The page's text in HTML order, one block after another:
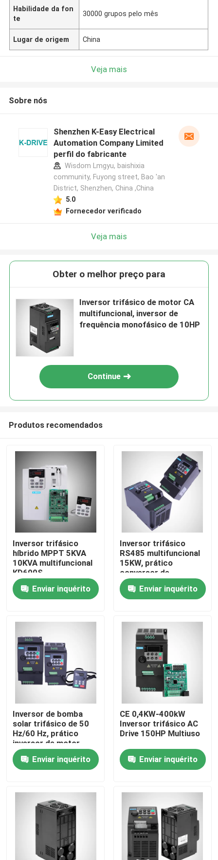
Casa
Vídeos
Quem Somos
Controle de Qualidade
Pedir um orçamento
Inversor variável da frequência
inversor da fase monofásica
Inversor trifásico
Habilidade da fon
te
30000 grupos pelo mês
Lugar de origem China
Veja mais
Sobre nós
Shenzhen K-Easy Electrical
Automation Company Limited
perfil do fabricante
Wisdom Lmgyu, baishixia
community, Fuyong street, Bao 'an
District, Shenzhen, China ,China
5.0
Fornecedor verificado
Veja mais
Obter o melhor preço para
Inversor trifásico de motor CA
multifuncional, inversor de
frequência monofásico de 10HP
Continue
Produtos recomendados
Inversor trifásico
híbrido MPPT 5KVA
10KVA multifuncional
KD600S
Enviar inquérito
Inversor trifásico
RS485 multifuncional
15KW, prático
conversor de
frequência
monofásicoEnviar inquérito
Inversor de bomba
solar trifásico de 50
Hz/60 Hz, prático
inversor de motor
trifásico
Enviar inquérito
CE 0,4KW-400kW
Inversor trifásico AC
Drive 150HP Multiuso
Enviar inquérito